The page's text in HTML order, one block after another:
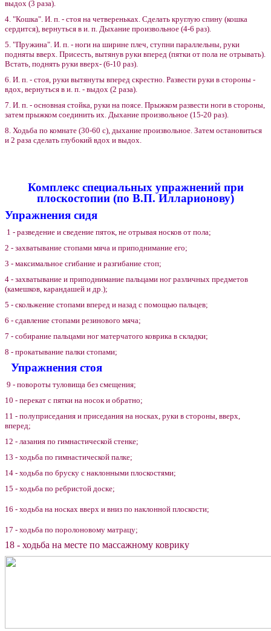
выдох (3 раза).
4. "Кошка". И. п. - стоя на четвереньках. Сделать круглую спину (кошка
сердится), вернуться в и. п. Дыхание произвольное (4-6 раз).
5. "Пружина". И. п. - ноги на ширине плеч, ступни параллельны, руки
подняты вверх. Присесть, вытянув руки вперед (пятки от пола не отрывать).
Встать, поднять руки вверх- (6-10 раз).
6. И. п. - стоя, руки вытянуты вперед скрестно. Развести руки в стороны -
вдох, вернуться в и. п. - выдох (2 раза).
7. И. п. - основная стойка, руки на поясе. Прыжком развести ноги в стороны,
затем прыжком соединить их. Дыхание произвольное (15-20 раз).
8. Ходьба по комнате (30-60 с), дыхание произвольное. Затем остановиться
и 2 раза сделать глубокий вдох и выдох.
Комплекс специальных упражнений при
плоскостопии (по В.П. Илларионову)
Упражнения сидя
1 - разведение и сведение пяток, не отрывая носков от пола;
2 - захватывание стопами мяча и приподнимание его;
3 - максимальное сгибание и разгибание стоп;
4 - захватывание и приподнимание пальцами ног различных предметов
(камешков, карандашей и др.);
5 - скольжение стопами вперед и назад с помощью пальцев;
6 - сдавление стопами резинового мяча;
7 - собирание пальцами ног матерчатого коврика в складки;
8 - прокатывание палки стопами;
Упражнения стоя
9 - повороты туловища без смещения;
10 - перекат с пятки на носок и обратно;
11 - полуприседания и приседания на носках, руки в стороны, вверх,
вперед;
12 - лазания по гимнастической стенке;
13 - ходьба по гимнастической палке;
14 - ходьба по бруску с наклонными плоскостями;
15 - ходьба по ребристой доске;
16 - ходьба на носках вверх и вниз по наклонной плоскости;
17 - ходьба по поролоновому матрацу;
18 - ходьба на месте по массажному коврику